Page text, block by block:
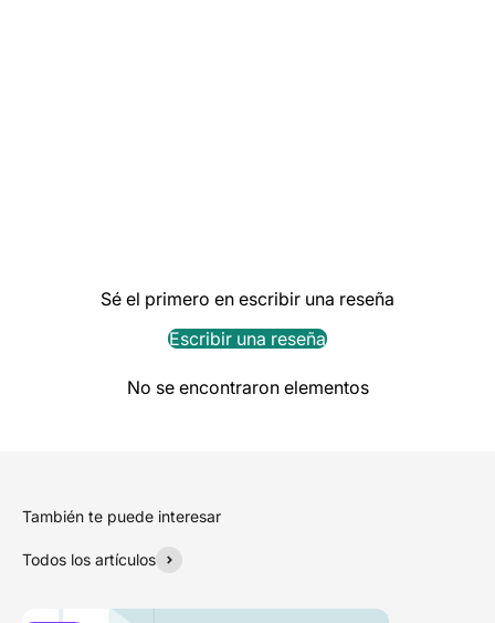
Sé el primero en escribir una reseña
Escribir una reseña
No se encontraron elementos
También te puede interesar
Todos los artículos